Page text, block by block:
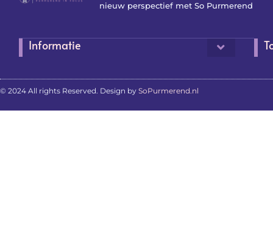
nieuw perspectief met So Purmerend
Informatie
© 2024 All rights Reserved. Design by SoPurmerend.nl